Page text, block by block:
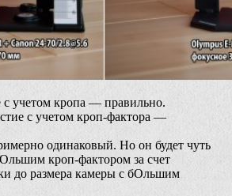
с учетом кропа — правильно.
с учетом кроп-фактора —
одинаковый. Но он будет чуть
кроп-фактором за счет
до размера камеры с бОльшим